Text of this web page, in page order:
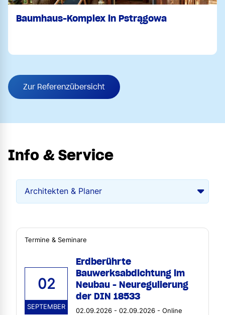
Baumhaus-Komplex in Pstrągowa
Zur Referenzübersicht
Info & Service
Termine & Seminare
02
SEPTEMBER
Erdberührte
Bauwerksabdichtung im
Neubau - Neuregulierung
der DIN 18533
02.09.2026 - 02.09.2026 - Online